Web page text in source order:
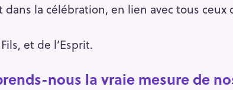
la célébration, en lien avec tous
et de l’Esprit.
nous la vraie mesure de